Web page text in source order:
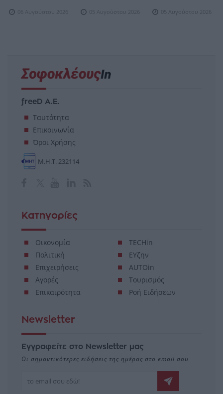
06 Αυγούστου 2026 05 Αυγούστου 2026 05 Αυγούστου 2026